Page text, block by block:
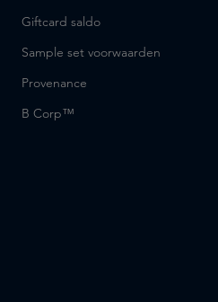
Giftcard saldo
Sample set voorwaarden
Provenance
B Corp™